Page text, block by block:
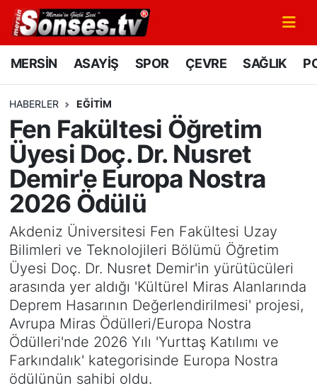
MERSİN ASAYİŞ SPOR ÇEVRE SAĞLIK
HABERLER EĞİTİM
Fen Fakültesi Öğretim
Üyesi Doç. Dr. Nusret
Demir'e Europa Nostra
2026 Ödülü
Akdeniz Üniversitesi Fen Fakültesi Uzay
Bilimleri ve Teknolojileri Bölümü Öğretim
Üyesi Doç. Dr. Nusret Demir'in yürütücüleri
arasında yer aldığı 'Kültürel Miras Alanlarında
Deprem Hasarının Değerlendirilmesi' projesi,
Avrupa Miras Ödülleri/Europa Nostra
Ödülleri'nde 2026 Yılı 'Yurttaş Katılımı ve
Farkındalık' kategorisinde Europa Nostra
ödülünün sahibi oldu.
MERSİN
SPOR
GÜNÜN MANŞETİ
DÜNYA
KÜLTÜR - SANAT
MAGAZİN
SAĞLIK
Siyaset
YEREL HABER
Mersin Nöbetçi Eczaneler
Mersin Namaz Vakitleri
Mersin Trafik Yoğunluk Haritası
Süper Lig Puan Durumu ve Fikstür
Tüm Manşetler
Son Dakika Haberleri
Haber Arşivi